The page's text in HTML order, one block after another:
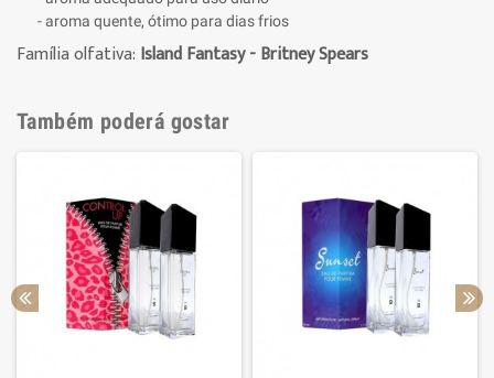
- aroma quente, ótimo para dias frios
Família olfativa: Island Fantasy - Britney Spears
Também poderá gostar